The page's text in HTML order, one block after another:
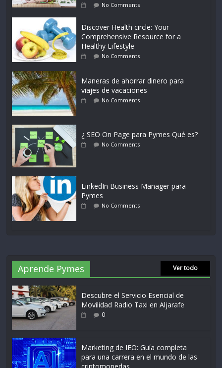
No Comments
Discover Health circle: Your
Comprehensive Resource for a
Healthy Lifestyle
No Comments
Maneras de ahorrar dinero para
viajes de vacaciones
No Comments
¿ SEO On Page para Pymes Qué es?
No Comments
LinkedIn Business Manager para
Pymes
No Comments
Aprende Pymes Ver todo
Descubre el Servicio Esencial de
Movilidad Radio Taxi en Aljarafe
0
Marketing de IEO: Guía completa
para una carrera en el mundo de las